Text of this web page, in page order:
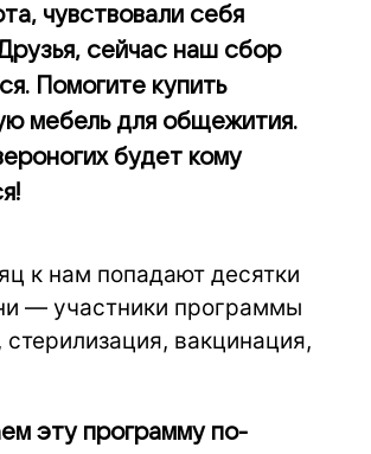
чувствовали себя
сейчас наш сбор
Помогите купить
мебель для общежития.
будет кому
к нам попадают десятки
— участники программы
вакцинация,
эту программу по-